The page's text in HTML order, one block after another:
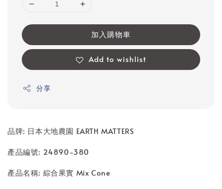
加入購物車
Add to wishlist
分享
品牌: 日本大地農園 EARTH MATTERS
產品編號: 24890-380
產品名稱: 綜合果實 Mix Cone